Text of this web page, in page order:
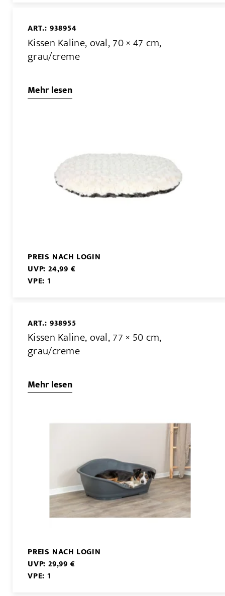
ART.: 938954
Kissen Kaline, oval, 70 × 47 cm,
grau/creme
Mehr lesen
PREIS NACH LOGIN
UVP: 24,99 €
VPE: 1
ART.: 938955
Kissen Kaline, oval, 77 × 50 cm,
grau/creme
Mehr lesen
PREIS NACH LOGIN
UVP: 29,99 €
VPE: 1